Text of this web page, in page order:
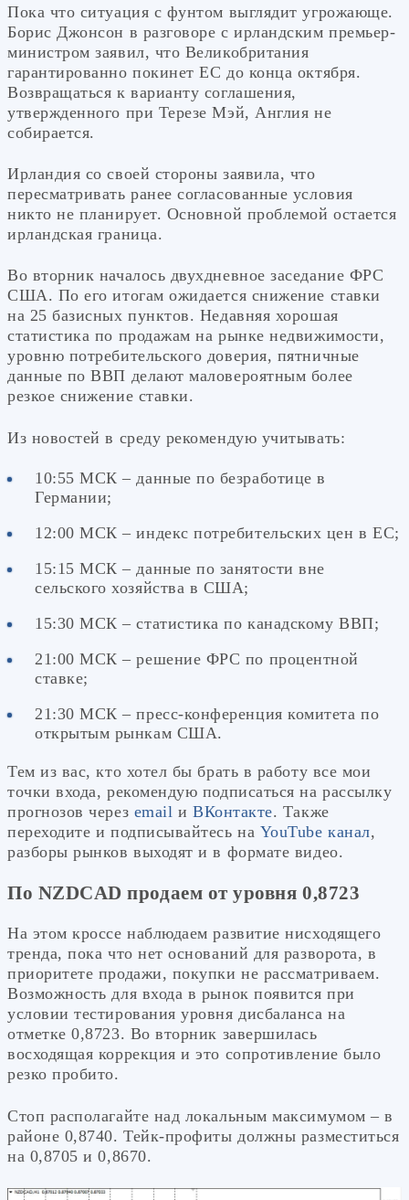
Пока что ситуация с фунтом выглядит угрожающе.
Борис Джонсон в разговоре с ирландским премьер-
министром заявил, что Великобритания
гарантированно покинет ЕС до конца октября.
Возвращаться к варианту соглашения,
утвержденного при Терезе Мэй, Англия не
собирается.
Ирландия со своей стороны заявила, что
пересматривать ранее согласованные условия
никто не планирует. Основной проблемой остается
ирландская граница.
Во вторник началось двухдневное заседание ФРС
США. По его итогам ожидается снижение ставки
на 25 базисных пунктов. Недавняя хорошая
статистика по продажам на рынке недвижимости,
уровню потребительского доверия, пятничные
данные по ВВП делают маловероятным более
резкое снижение ставки.
Из новостей в среду рекомендую учитывать:
10:55 МСК – данные по безработице в
Германии;
12:00 МСК – индекс потребительских цен в ЕС;
15:15 МСК – данные по занятости вне
сельского хозяйства в США;
15:30 МСК – статистика по канадскому ВВП;
21:00 МСК – решение ФРС по процентной
ставке;
21:30 МСК – пресс-конференция комитета по
открытым рынкам США.
Тем из вас, кто хотел бы брать в работу все мои
точки входа, рекомендую подписаться на рассылку
прогнозов через email и ВКонтакте. Также
переходите и подписывайтесь на YouTube канал,
разборы рынков выходят и в формате видео.
По NZDCAD продаем от уровня 0,8723
На этом кроссе наблюдаем развитие нисходящего
тренда, пока что нет оснований для разворота, в
приоритете продажи, покупки не рассматриваем.
Возможность для входа в рынок появится при
условии тестирования уровня дисбаланса на
отметке 0,8723. Во вторник завершилась
восходящая коррекция и это сопротивление было
резко пробито.
Стоп располагайте над локальным максимумом – в
районе 0,8740. Тейк-профиты должны разместиться
на 0,8705 и 0,8670.